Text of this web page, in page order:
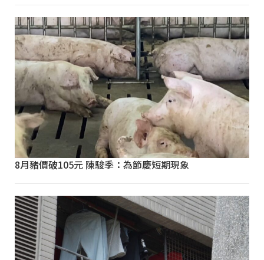
8月豬價破105元 陳駿季：為節慶短期現象